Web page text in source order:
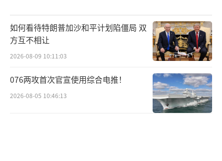
如何看待特朗普加沙和平计划陷僵局 双
方互不相让
2026-08-09 10:11:03
076两攻首次官宣使用综合电推！
2026-08-05 10:46:13